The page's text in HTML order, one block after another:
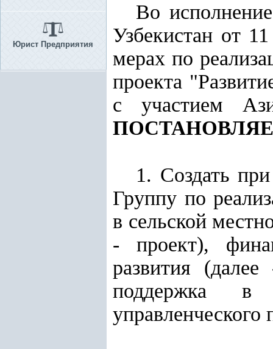
Юрист Предприятия
Во
Узбекистан от
мерах по
проекта
с участием
1. Создать
Группу по
в сельской
- проект),
развития
поддержка в